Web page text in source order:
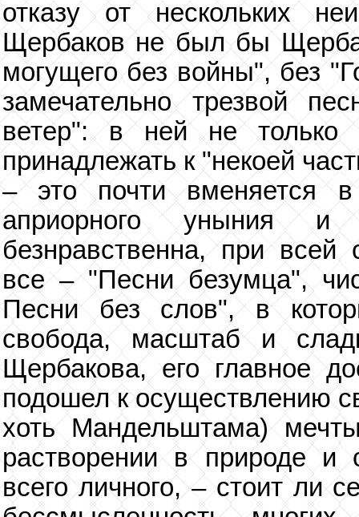
отказу от нескольких
Щербаков не был бы
могущего без войны", без
замечательно трезвой
ветер": в ней не только
принадлежать к "некоей
– это почти вменяется
априорного уныния
безнравственна, при
все – "Песни безумца",
Песни без слов", в
свобода, масштаб и
Щербакова, его главное
подошел к осуществлению
хоть Мандельштама)
растворении в природе и
всего личного, – стоит ли